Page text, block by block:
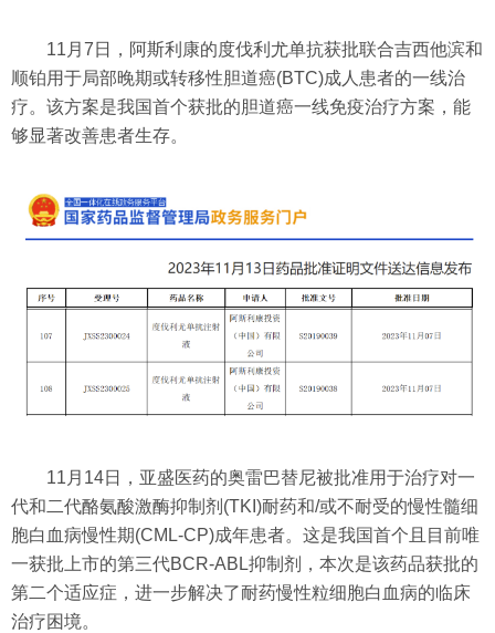
11月7日，阿斯利康的度伐利尤单抗获批联合吉西他滨和
顺铂用于局部晚期或转移性胆道癌(BTC)成人患者的一线治
疗。该方案是我国首个获批的胆道癌一线免疫治疗方案，能
够显著改善患者生存。
11月14日，亚盛医药的奥雷巴替尼被批准用于治疗对一
代和二代酪氨酸激酶抑制剂(TKI)耐药和/或不耐受的慢性髓细
胞白血病慢性期(CML-CP)成年患者。这是我国首个且目前唯
一获批上市的第三代BCR-ABL抑制剂，本次是该药品获批的
第二个适应症，进一步解决了耐药慢性粒细胞白血病的临床
治疗困境。